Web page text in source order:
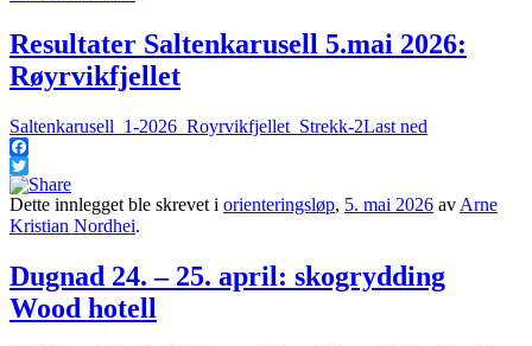
Resultater Saltenkarusell 5.mai 2026:
Røyrvikfjellet
Saltenkarusell_1-2026_Royrvikfjellet_Strekk-2Last ned
Facebook
Twitter
Dette innlegget ble skrevet i orienteringsløp, 5. mai 2026 av Arne
Kristian Nordhei.
Dugnad 24. – 25. april: skogrydding
Wood hotell